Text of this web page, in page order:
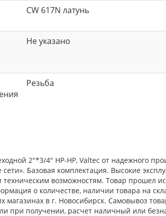
CW 617N латунь
Не указано
Резьба
2"*3/4" НР-НР, Valtec от надежного
Базовая комплектация. Высокие
возможностям. Товар прошел
о количестве, наличии товара на
магазинах в г. Новосибирск. Самовывоз
при получении, расчет наличный или